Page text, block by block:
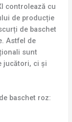
controlează cu
de producție
de baschet
Astfel de
sunt
jucători, ci și
baschet roz: